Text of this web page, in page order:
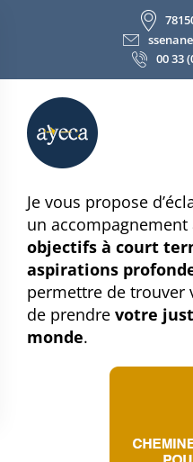
00 33
Je vous propose
un
objectifs à court
aspirations
permettre de trouver
de prendre votre
monde.